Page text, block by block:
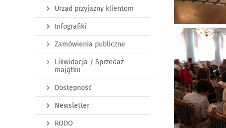
Urząd przyjazny klientom
Infografiki
Zamówienia publiczne
Likwidacja / Sprzedaż
majątku
Dostępność
Newsletter
RODO